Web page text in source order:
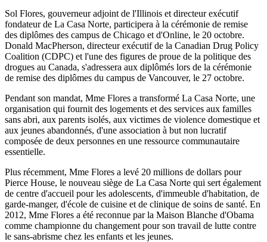
Sol Flores, gouverneur adjoint de l'Illinois et directeur exécutif
fondateur de La Casa Norte, participera à la cérémonie de remise
des diplômes des campus de Chicago et d'Online, le 20 octobre.
Donald MacPherson, directeur exécutif de la Canadian Drug Policy
Coalition (CDPC) et l'une des figures de proue de la politique des
drogues au Canada, s'adressera aux diplômés lors de la cérémonie
de remise des diplômes du campus de Vancouver, le 27 octobre.
Pendant son mandat, Mme Flores a transformé La Casa Norte, une
organisation qui fournit des logements et des services aux familles
sans abri, aux parents isolés, aux victimes de violence domestique et
aux jeunes abandonnés, d'une association à but non lucratif
composée de deux personnes en une ressource communautaire
essentielle.
Plus récemment, Mme Flores a levé 20 millions de dollars pour
Pierce House, le nouveau siège de La Casa Norte qui sert également
de centre d'accueil pour les adolescents, d'immeuble d'habitation, de
garde-manger, d'école de cuisine et de clinique de soins de santé. En
2012, Mme Flores a été reconnue par la Maison Blanche d'Obama
comme championne du changement pour son travail de lutte contre
le sans-abrisme chez les enfants et les jeunes.